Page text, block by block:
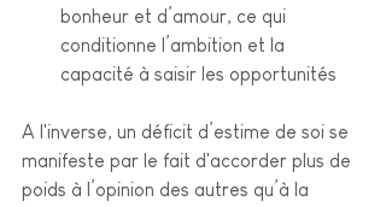
bonheur et d’amour, ce qui
conditionne l’ambition et la
capacité à saisir les opportunités
A l'inverse, un déficit d’estime de soi se
manifeste par le fait d'accorder plus de
poids à l’opinion des autres qu’à la